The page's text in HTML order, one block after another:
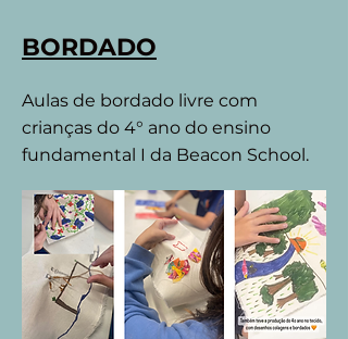
BORDADO
Aulas de bordado livre com
crianças do 4° ano do ensino
fundamental I da Beacon School.